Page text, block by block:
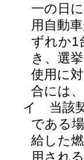
一の日
用自動
ずれか1
き、選
使用に
合には
イ
当該
である
給した
用され